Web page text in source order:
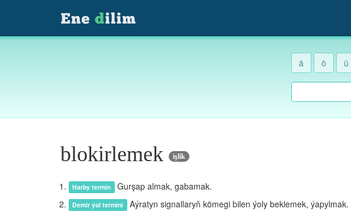
ä ö ü
blokirlemek işlik
Harby termin Gurşap almak, gabamak.
Demir ýol termini Aýratyn signallaryň kömegi bilen ýoly beklemek, ýapylmak.